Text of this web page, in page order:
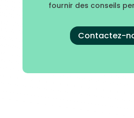
fournir des conseils
Contactez-